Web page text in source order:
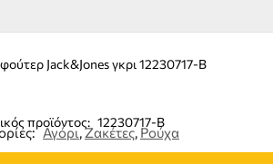
Jack&Jones γκρι 12230717-B
προϊόντος: 12230717-B
Αγόρι,Ζακέτες, Ρούχα